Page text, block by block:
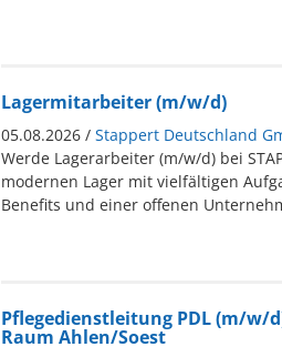
Lagermitarbeiter (m/w/d)
05.08.2026 / Stappert Deutschland
Werde Lagerarbeiter (m/w/d) bei
modernen Lager mit vielfältigen
Benefits und einer offenen
Pflegedienstleitung PDL (m/w/
Raum Ahlen/Soest